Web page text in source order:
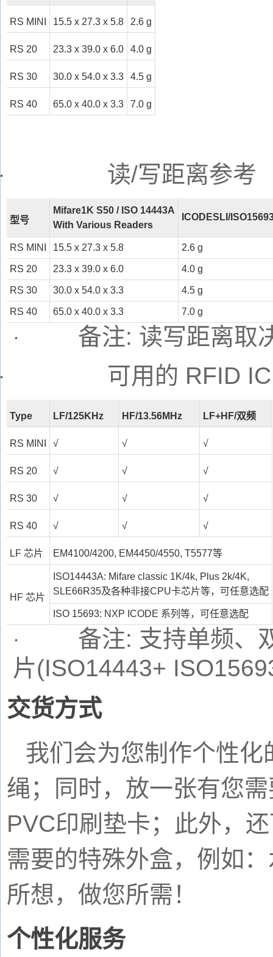
RS MINI 15.5 x 27.3 x 5.8 2.6 g
RS 20 23.3 x 39.0 x 6.0 4.0 g
RS 30 30.0 x 54.0 x 3.3 4.5 g
RS 40 65.0 x 40.0 x 3.3 7.0 g
读/写距离参考
型号
Mifare1K S50 / ISO 14443A
With Various Readers
ICODESLI/
RS MINI 15.5 x 27.3 x 5.8 2.6 g
RS 20 23.3 x 39.0 x 6.0 4.0 g
RS 30 30.0 x 54.0 x 3.3 4.5 g
RS 40 65.0 x 40.0 x 3.3 7.0 g
· 备注: 读写距离取
可用的 RFID
Type LF/125KHz HF/13.56MHz LF+HF/双频
RS MINI √ √ √
RS 20 √ √ √
RS 30 √ √ √
RS 40 √ √ √
LF 芯片 EM4100/4200, EM4450/4550, T5577等
HF 芯片
ISO14443A: Mifare classic 1K/4k, Plus 2k/4K,
SLE66R35及各种非接CPU卡芯片等，可任意选配
ISO 15693: NXP ICODE 系列等，可任意选配
· 备注: 支持单频、
片(ISO14443+
交货方式
我们会为您制作个性化
绳；同时，放一张有您
PVC印刷垫卡；此外，
需要的特殊外盒，例如
所想，做您所需！
个性化服务